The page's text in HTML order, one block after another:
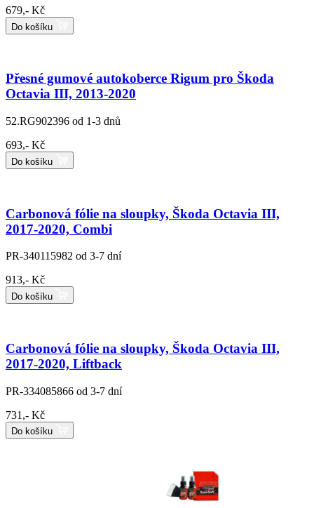
679,- Kč
Do košíku
Přesné gumové autokoberce Rigum pro Škoda
Octavia III, 2013-2020
52.RG902396 od 1-3 dnů
693,- Kč
Do košíku
Carbonová fólie na sloupky, Škoda Octavia III,
2017-2020, Combi
PR-340115982 od 3-7 dní
913,- Kč
Do košíku
Carbonová fólie na sloupky, Škoda Octavia III,
2017-2020, Liftback
PR-334085866 od 3-7 dní
731,- Kč
Do košíku